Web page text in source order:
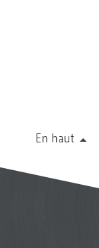
En haut